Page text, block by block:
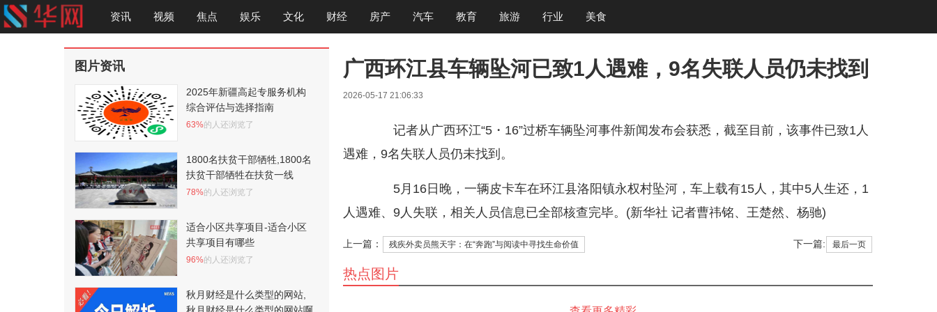
资讯 视频 焦点 娱乐 文化 财经 房产 汽车 教育 旅游 行业 美食
广西环江县车辆坠河已致1人遇难，9名失联人员仍未找到
2026-05-17 21:06:33
记者从广西环江“5・16”过桥车辆坠河事件新闻发布会获悉，截至目前，该事件已致1人
遇难，9名失联人员仍未找到。
5月16日晚，一辆皮卡车在环江县洛阳镇永权村坠河，车上载有15人，其中5人生还，1
人遇难、9人失联，相关人员信息已全部核查完毕。(新华社 记者曹祎铭、王楚然、杨驰)
上一篇： 残疾外卖员熊天宇：在“奔跑”与阅读中寻找生命价值 下一篇: 最后一页
图片资讯
2025年新疆高起专服务机构
综合评估与选择指南
63%的人还浏览了
1800名扶贫干部牺牲,1800名
扶贫干部牺牲在扶贫一线
78%的人还浏览了
适合小区共享项目-适合小区
共享项目有哪些
96%的人还浏览了
秋月财经是什么类型的网站,
热点图片